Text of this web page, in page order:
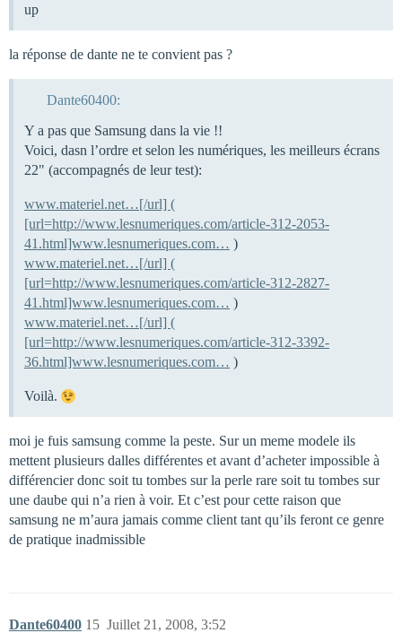
up
la réponse de dante ne te convient pas ?
Dante60400:
Y a pas que Samsung dans la vie !!
Voici, dasn l’ordre et selon les numériques, les meilleurs écrans
22" (accompagnés de leur test):
www.materiel.net…[/url] (
[url=http://www.lesnumeriques.com/article-312-2053-
41.html]www.lesnumeriques.com… )
www.materiel.net…[/url] (
[url=http://www.lesnumeriques.com/article-312-2827-
41.html]www.lesnumeriques.com… )
www.materiel.net…[/url] (
[url=http://www.lesnumeriques.com/article-312-3392-
36.html]www.lesnumeriques.com… )
Voilà.
moi je fuis samsung comme la peste. Sur un meme modele ils
mettent plusieurs dalles différentes et avant d’acheter impossible à
différencier donc soit tu tombes sur la perle rare soit tu tombes sur
une daube qui n’a rien à voir. Et c’est pour cette raison que
samsung ne m’aura jamais comme client tant qu’ils feront ce genre
de pratique inadmissible
Dante60400 Juillet 21, 2008, 3:52
15